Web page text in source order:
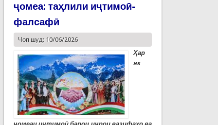
ҷомеа: таҳлили иҷтимоӣ-
фалсафӣ
Чоп шуд: 10/06/2026
Ҳар
як